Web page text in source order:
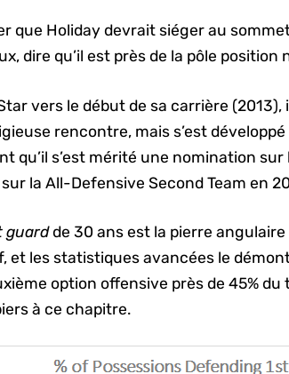
que Holiday devrait siéger au
dire qu’il est près de la pôle position
vers le début de sa carrière (2013),
rencontre, mais s’est
qu’il s’est mérité une nomination
la All-Defensive Second Team en
guardde 30 ans est la pierre angulaire
et les statistiques avancées le
option offensive près de 45%
à ce chapitre.